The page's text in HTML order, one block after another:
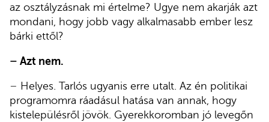
az osztályzásnak mi értelme? Ugye nem akarják azt
mondani, hogy jobb vagy alkalmasabb ember lesz
bárki ettől?
– Azt nem.
– Helyes. Tarlós ugyanis erre utalt. Az én politikai
programomra ráadásul hatása van annak, hogy
kistelepülésről jövök. Gyerekkoromban jó levegőn